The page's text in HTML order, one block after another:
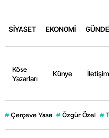
SİYASET EKONOMİ
Köşe
Yazarları
Künye İletişim
# Çerçeve Yasa # Özgür Özel #